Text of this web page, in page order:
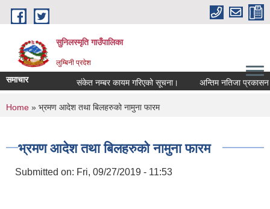
Skip to main content
सुनिलस्मृति गाउँपालिका
लुम्बिनी प्रदेश
समाचार संकेत नम्बर कायम गरिएको सूचना। अन्तिम नतिजा प्रकासन
You are here
Home » भ्रमण आदेश तथा बिलहरुको नामुना फारम
भ्रमण आदेश तथा बिलहरुको नामुना फारम
Submitted on: Fri, 09/27/2019 - 11:53